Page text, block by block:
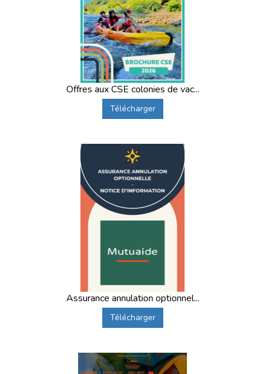
Offres aux CSE colonies de vac...
Télécharger
Assurance annulation optionnel...
Télécharger